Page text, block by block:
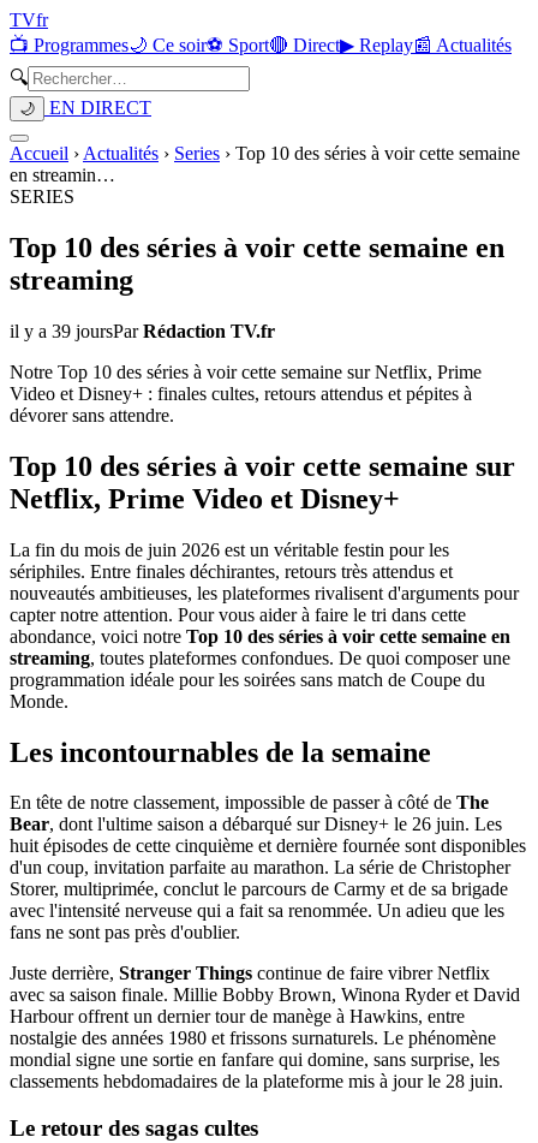
TVfr
📺 Programmes🌙 Ce soir⚽ Sport🔴 Direct▶ Replay📰 Actualités
🔍
🌙 EN DIRECT
Accueil › Actualités › Series › Top 10 des séries à voir cette semaine
en streamin…
SERIES
Top 10 des séries à voir cette semaine en
streaming
il y a 39 joursParRédaction TV.fr
Notre Top 10 des séries à voir cette semaine sur Netflix, Prime
Video et Disney+ : finales cultes, retours attendus et pépites à
dévorer sans attendre.
Top 10 des séries à voir cette semaine sur
Netflix, Prime Video et Disney+
La fin du mois de juin 2026 est un véritable festin pour les
sériphiles. Entre finales déchirantes, retours très attendus et
nouveautés ambitieuses, les plateformes rivalisent d'arguments pour
capter notre attention. Pour vous aider à faire le tri dans cette
abondance, voici notre Top 10 des séries à voir cette semaine en
streaming, toutes plateformes confondues. De quoi composer une
programmation idéale pour les soirées sans match de Coupe du
Monde.
Les incontournables de la semaine
En tête de notre classement, impossible de passer à côté de The
Bear, dont l'ultime saison a débarqué sur Disney+ le 26 juin. Les
huit épisodes de cette cinquième et dernière fournée sont disponibles
d'un coup, invitation parfaite au marathon. La série de Christopher
Storer, multiprimée, conclut le parcours de Carmy et de sa brigade
avec l'intensité nerveuse qui a fait sa renommée. Un adieu que les
fans ne sont pas près d'oublier.
Juste derrière, Stranger Things continue de faire vibrer Netflix
avec sa saison finale. Millie Bobby Brown, Winona Ryder et David
Harbour offrent un dernier tour de manège à Hawkins, entre
nostalgie des années 1980 et frissons surnaturels. Le phénomène
mondial signe une sortie en fanfare qui domine, sans surprise, les
classements hebdomadaires de la plateforme mis à jour le 28 juin.
Le retour des sagas cultes